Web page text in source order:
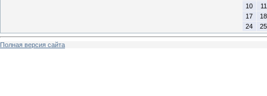
10
11
17
18
24
25
Полная версия сайта